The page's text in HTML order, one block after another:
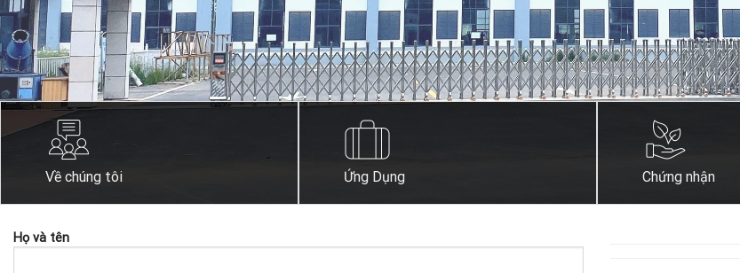
Về chúng tôi Ứng Dụng Chứng nhận
Họ và tên